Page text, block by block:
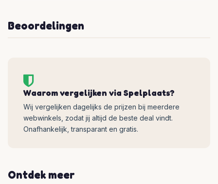
Beoordelingen
Waarom vergelijken via Spelplaats?
Wij vergelijken dagelijks de prijzen bij meerdere
webwinkels, zodat jij altijd de beste deal vindt.
Onafhankelijk, transparant en gratis.
Ontdek meer